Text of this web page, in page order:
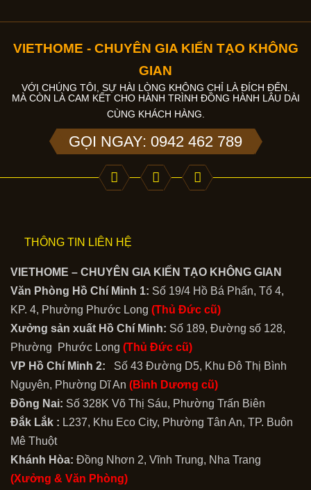
VIETHOME - CHUYÊN GIA KIẾN TẠO KHÔNG
GIAN
VỚI CHÚNG TÔI, SỰ HÀI LÒNG KHÔNG CHỈ LÀ ĐÍCH ĐẾN.
MÀ CÒN LÀ CAM KẾT CHO HÀNH TRÌNH ĐỒNG HÀNH LÂU DÀI
CÙNG KHÁCH HÀNG.
GỌI NGAY: 0942 462 789
THÔNG TIN LIÊN HỆ
VIETHOME – CHUYÊN GIA KIẾN TẠO KHÔNG GIAN
Văn Phòng Hồ Chí Minh 1: Số 19/4 Hồ Bá Phấn, Tổ 4,
KP. 4, Phường Phước Long (Thủ Đức cũ)
Xưởng sản xuất Hồ Chí Minh: Số 189, Đường số 128,
Phường Phước Long (Thủ Đức cũ)
VP Hồ Chí Minh 2: Số 43 Đường D5, Khu Đô Thị Bình
Nguyên, Phường Dĩ An (Bình Dương cũ)
Đồng Nai: Số 328K Võ Thị Sáu, Phường Trấn Biên
Đắk Lắk : L237, Khu Eco City, Phường Tân An, TP. Buôn
Mê Thuột
Khánh Hòa: Đồng Nhơn 2, Vĩnh Trung, Nha Trang
(Xưởng & Văn Phòng)